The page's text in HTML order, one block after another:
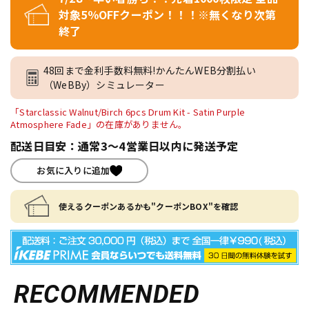
対象5％OFFクーポン！！！※無くなり次第
終了
48回まで金利手数料無料!かんたんWEB分割払い
（WeBBy）シミュレーター
「Starclassic Walnut/Birch 6pcs Drum Kit - Satin Purple
Atmosphere Fade」の在庫がありません。
配送日目安：通常3～4営業日以内に発送予定
お気に入りに追加
使えるクーポンあるかも"クーポンBOX"を確認
RECOMMENDED